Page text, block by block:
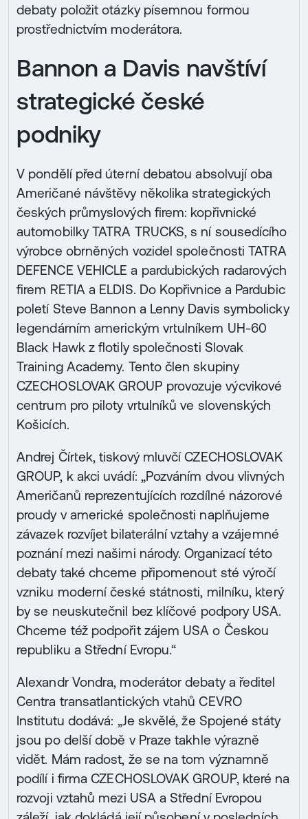
debaty položit otázky písemnou formou
prostřednictvím moderátora.
Bannon a Davis navštíví
strategické české
podniky
V pondělí před úterní debatou absolvují oba
Američané návštěvy několika strategických
českých průmyslových firem: kopřivnické
automobilky TATRA TRUCKS, s ní sousedícího
výrobce obrněných vozidel společnosti TATRA
DEFENCE VEHICLE a pardubických radarových
firem RETIA a ELDIS. Do Kopřivnice a Pardubic
poletí Steve Bannon a Lenny Davis symbolicky
legendárním americkým vrtulníkem UH-60
Black Hawk z flotily společnosti Slovak
Training Academy. Tento člen skupiny
CZECHOSLOVAK GROUP provozuje výcvikové
centrum pro piloty vrtulníků ve slovenských
Košicích.
Andrej Čírtek, tiskový mluvčí CZECHOSLOVAK
GROUP, k akci uvádí: „Pozváním dvou vlivných
Američanů reprezentujících rozdílné názorové
proudy v americké společnosti naplňujeme
závazek rozvíjet bilaterální vztahy a vzájemné
poznání mezi našimi národy. Organizací této
debaty také chceme připomenout sté výročí
vzniku moderní české státnosti, milníku, který
by se neuskutečnil bez klíčové podpory USA.
Chceme též podpořit zájem USA o Českou
republiku a Střední Evropu.“
Alexandr Vondra, moderátor debaty a ředitel
Centra transatlantických vtahů CEVRO
Institutu dodává: „Je skvělé, že Spojené státy
jsou po delší době v Praze takhle výrazně
vidět. Mám radost, že se na tom významně
podílí i firma CZECHOSLOVAK GROUP, které na
rozvoji vztahů mezi USA a Střední Evropou